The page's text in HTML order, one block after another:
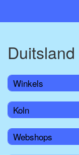
Winkels
Koln
Webshops